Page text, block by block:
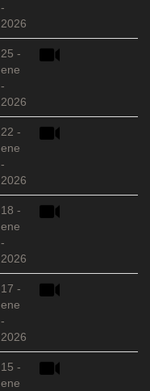
-
2026
25 -
ene
-
2026
22 -
ene
-
2026
18 -
ene
-
2026
17 -
ene
-
2026
15 -
ene